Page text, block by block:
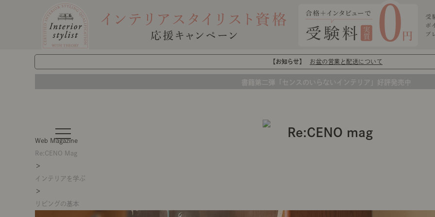
【お知らせ】 お盆の営業と配送について
書籍第二弾「センスのいらないインテリア」好評発売中
t
o
g
n
a
g
a
Web Magazine
Re:CENO Mag
＞
インテリアを学ぶ
＞
リビングの基本